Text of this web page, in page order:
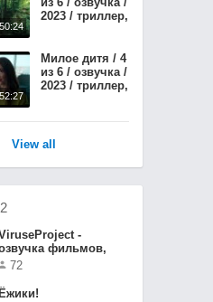
Германия /
сериал
2023 / триллер,
детектив /
Германия /
смотреть
52:27
Милое дитя / 4
из 6 / озвучка /
2023 / триллер,
детектив /
Германия /
онлайн,
View all
-
фильмов,
сериалов и т.п.
72